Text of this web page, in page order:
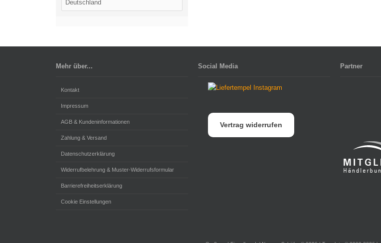
Mehr über...
Kontakt
Impressum
AGB & Kundeninformationen
Zahlung & Versand
Datenschutzerklärung
Widerrufbelehrung & Muster-Widerrufsformular
Barrierefreiheitserklärung
Cookie Einstellungen
Social Media
Vertrag widerrufen
Partner